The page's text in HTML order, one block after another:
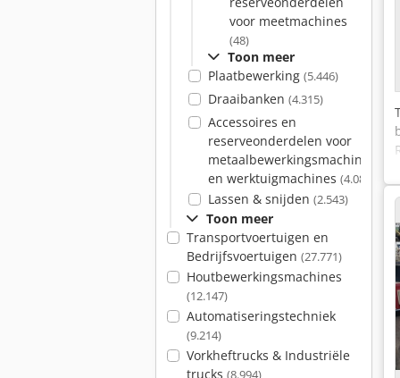
voor meetmachines
(48)
Toon meer
Plaatbewerking (5.446)
Draaibanken (4.315)
Accessoires en
reserveonderdelen voor
metaalbewerkingsmachines
en werktuigmachines (4.081)
Lassen & snijden (2.543)
Toon meer
Transportvoertuigen en
Bedrijfsvoertuigen (27.771)
Houtbewerkingsmachines
(12.147)
Automatiseringstechniek
(9.214)
Vorkheftrucks & Industriële
trucks (8.994)